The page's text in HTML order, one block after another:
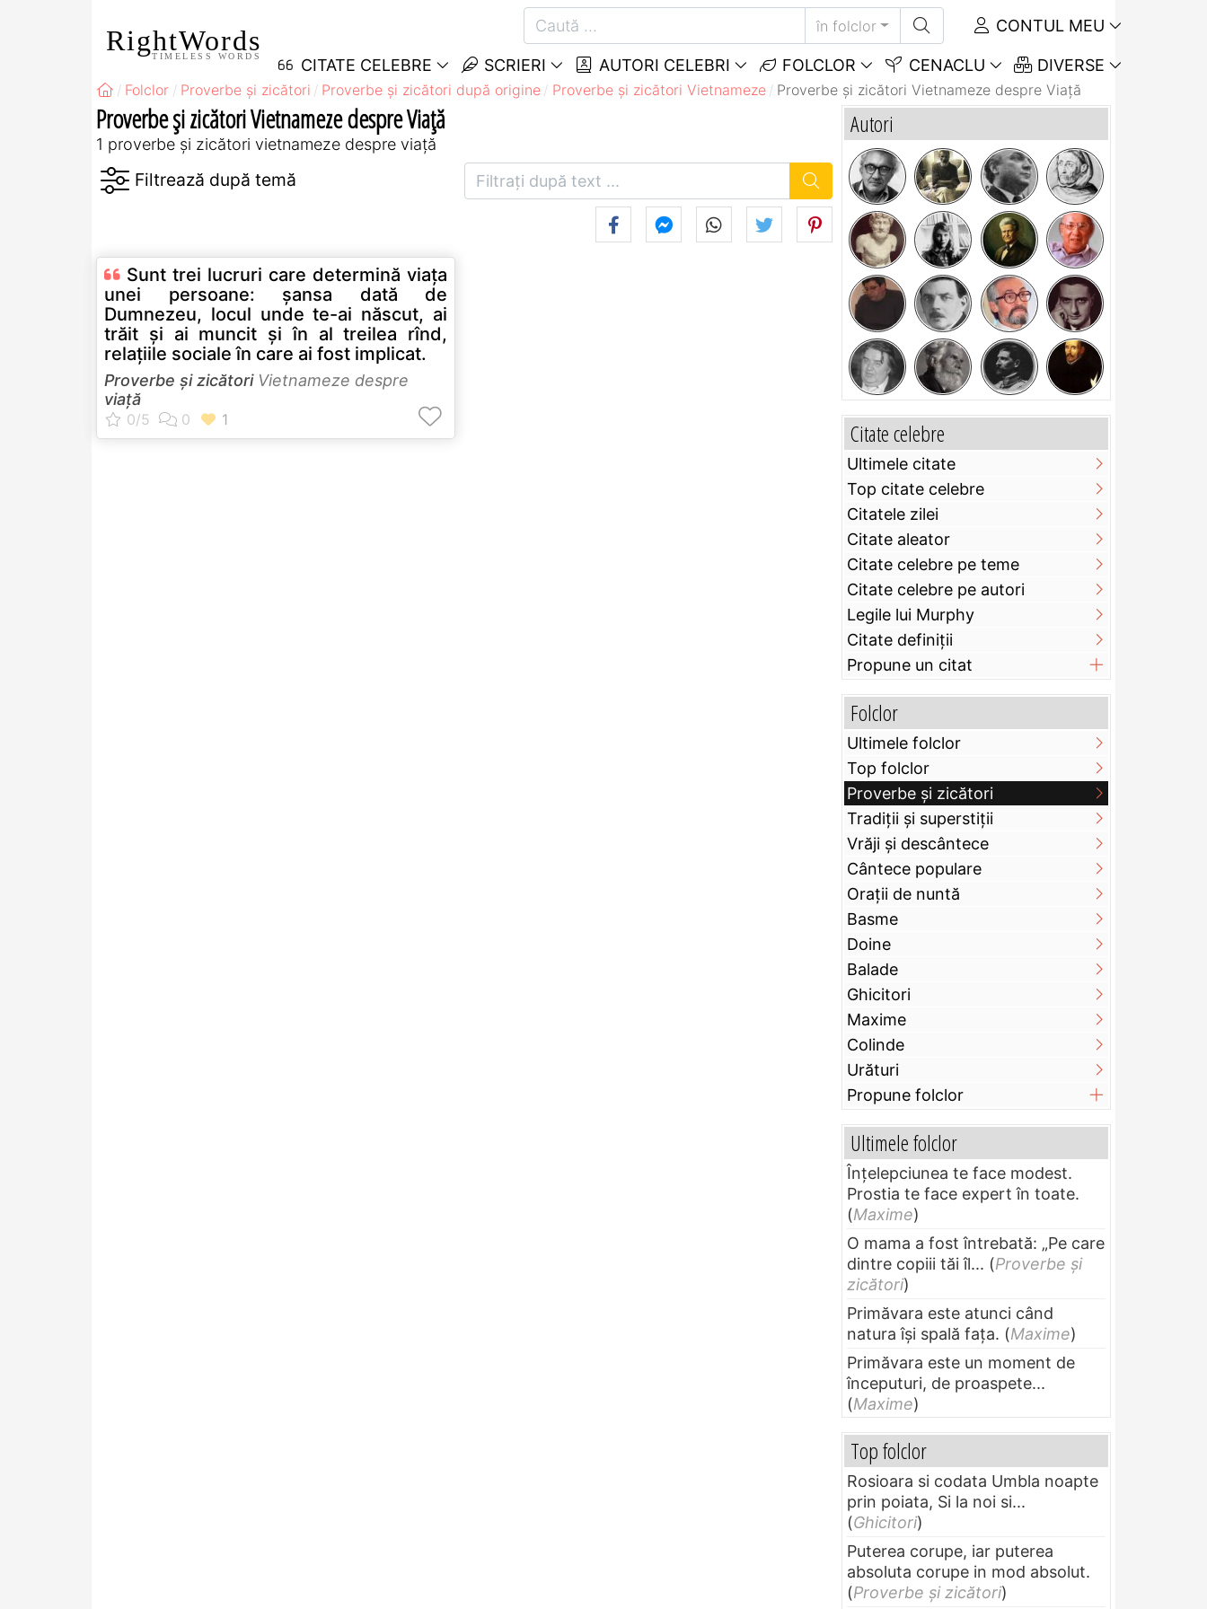
RightWords
TIMELESS WORDS
în folclor CONTUL MEU
CITATE CELEBRE SCRIERI AUTORI CELEBRI FOLCLOR CENACLU DIVERSE
Folclor Proverbe și zicători Proverbe și zicători după origine Proverbe și zicători Vietnameze Proverbe și zicători Vietnameze despre Viață
Proverbe și zicători Vietnameze despre Viață
1 proverbe și zicători vietnameze despre viață
Sunt trei lucruri care determină viaţa
unei persoane: şansa dată de
Dumnezeu, locul unde te-ai născut, ai
trăit şi ai muncit şi în al treilea rînd,
relaţiile sociale în care ai fost implicat.
Proverbe și zicătoriVietnameze despre
viață
Autori
Citate celebre
Ultimele citate
Top citate celebre
Citatele zilei
Citate aleator
Citate celebre pe teme
Citate celebre pe autori
Legile lui Murphy
Citate definiţii
Propune un citat
Folclor
Ultimele folclor
Top folclor
Proverbe și zicători
Tradiții și superstiții
Vrăji și descântece
Cântece populare
Orații de nuntă
Basme
Doine
Balade
Ghicitori
Maxime
Colinde
Urături
Propune folclor
Ultimele folclor
Înțelepciunea te face modest.
Prostia te face expert în toate.
(Maxime)
O mama a fost întrebată: „Pe care
dintre copiii tăi îl... (Proverbe și
zicători)
Primăvara este atunci când
natura își spală fața. (Maxime)
Primăvara este un moment de
începuturi, de proaspete...
(Maxime)
Top folclor
Rosioara si codata Umbla noapte
prin poiata, Si la noi si...
(Ghicitori)
Puterea corupe, iar puterea
absoluta corupe in mod absolut.
(Proverbe și zicători)